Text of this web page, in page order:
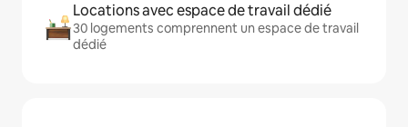
Locations avec espace de travail dédié
30 logements comprennent un espace de travail
dédié